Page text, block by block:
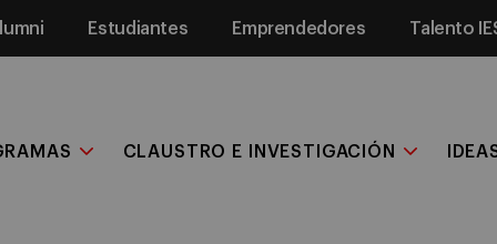
Estudiantes Emprendedores Talento
CLAUSTRO E INVESTIGACIÓN